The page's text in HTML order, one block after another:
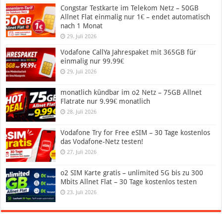
Congstar Testkarte im Telekom Netz – 50GB
Allnet Flat einmalig nur 1€ – endet automatisch
nach 1 Monat
29. Juli 2026
Vodafone CallYa Jahrespaket mit 365GB für
einmalig nur 99.99€
29. Juli 2026
monatlich kündbar im o2 Netz – 75GB Allnet
Flatrate nur 9.99€ monatlich
28. Juli 2026
Vodafone Try for Free eSIM – 30 Tage kostenlos
das Vodafone-Netz testen!
27. Juli 2026
o2 SIM Karte gratis – unlimited 5G bis zu 300
Mbits Allnet Flat – 30 Tage kostenlos testen
23. Juli 2026